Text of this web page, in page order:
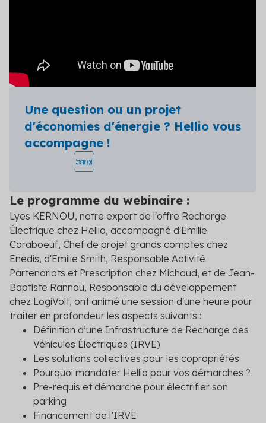
Une question ou un projet
d'économies d'énergie ? Hellio vous
accompagne !
Le programme du webinaire :
Lyes KERNOU, notre expert de l'offre Recharge
Électrique chez Hellio, accompagné d'Emilie
Coraboeuf, Chef de projet grands comptes chez
Enedis, d'Emilie Smith, Responsable Activité
Partenariats et Prescription chez Michaud, et de Jean-
Baptiste Rannou, Responsable du développement
chez LogiVolt, ont animé une session d'une heure pour
traiter en profondeur les aspects suivants :
Définition d’une Infrastructure de Recharge des
Véhicules Électriques (IRVE)
Les solutions collectives pour les copropriétés
Pourquoi mandater Hellio pour vos démarches ?
Pre-requis et démarche pour électrifier son
parking
Financement de l’IRVE